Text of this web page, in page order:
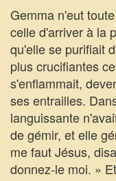
Gemma n'eut
celle d'arriver à la
qu'elle se purifiait
plus crucifiantes
s'enflammait,
ses entrailles.
languissante
de gémir, et elle
me faut Jésus,
donnez-le moi. »